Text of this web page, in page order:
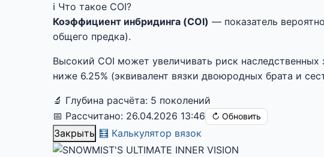
ℹ️ Что такое COI?
Коэффициент инбридинга (COI) — показатель
общего предка).
Высокий COI может увеличивать риск
ниже 6.25% (эквивалент вязки двоюродных брата и
🔬 Глубина расчёта: 5 поколений
📅 Рассчитано: 26.04.2026 13:46
↻ Обновить
Закрыть 🧮 Калькулятор вязок